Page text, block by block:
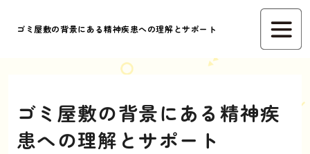
ゴミ屋敷の背景にある精神疾患への理解とサポート
ゴミ屋敷の背景にある精神疾
患への理解とサポート